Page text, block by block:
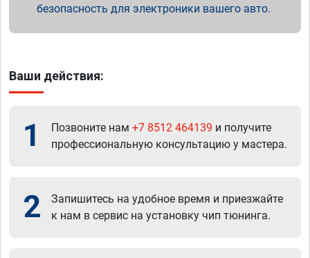
безопасность для электроники вашего авто.
Ваши действия:
1 Позвоните нам +7 8512 464139 и получите
профессиональную консультацию у мастера.
2
Запишитесь на удобное время и приезжайте
к нам в сервис на установку чип тюнинга.